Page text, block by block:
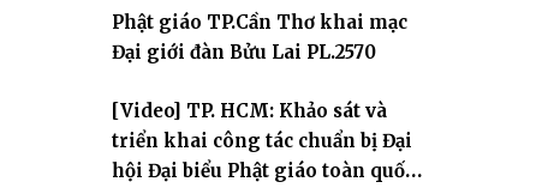
của Đại hội Phật giáo thành phố lần thứ I, thể hiện sự
quan tâm đối với công tác truyền giới, đào tạo Tăng tài
Phật giáo TP.Cần Thơ khai mạc
Đại giới đàn Bửu Lai PL.2570
[Video] TP. HCM: Khảo sát và
triển khai công tác chuẩn bị Đại
hội Đại biểu Phật giáo toàn quốc